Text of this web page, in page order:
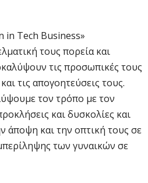
in Tech Business»
τους πορεία και
τις προσωπικές τους
τις απογοητεύσεις τους.
τον τρόπο με τον
και δυσκολίες και
άποψη και την οπτική τους σε
των γυναικών σε